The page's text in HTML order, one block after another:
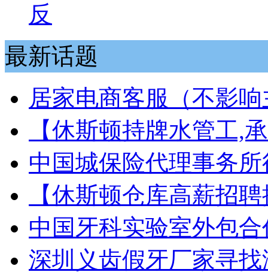
反
最新话题
居家电商客服（不影
【休斯顿持牌水管工,
中国城保险代理事务
【休斯顿仓库高薪招
中国牙科实验室外包
深圳义齿假牙厂家寻